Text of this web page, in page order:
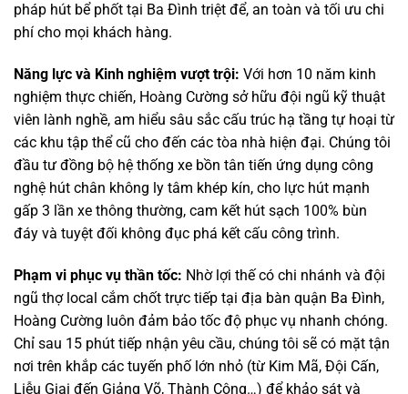
pháp hút bể phốt tại Ba Đình triệt để, an toàn và tối ưu chi
phí cho mọi khách hàng.
Năng lực và Kinh nghiệm vượt trội: Với hơn 10 năm kinh
nghiệm thực chiến, Hoàng Cường sở hữu đội ngũ kỹ thuật
viên lành nghề, am hiểu sâu sắc cấu trúc hạ tầng tự hoại từ
các khu tập thể cũ cho đến các tòa nhà hiện đại. Chúng tôi
đầu tư đồng bộ hệ thống xe bồn tân tiến ứng dụng công
nghệ hút chân không ly tâm khép kín, cho lực hút mạnh
gấp 3 lần xe thông thường, cam kết hút sạch 100% bùn
đáy và tuyệt đối không đục phá kết cấu công trình.
Phạm vi phục vụ thần tốc: Nhờ lợi thế có chi nhánh và đội
ngũ thợ local cắm chốt trực tiếp tại địa bàn quận Ba Đình,
Hoàng Cường luôn đảm bảo tốc độ phục vụ nhanh chóng.
Chỉ sau 15 phút tiếp nhận yêu cầu, chúng tôi sẽ có mặt tận
nơi trên khắp các tuyến phố lớn nhỏ (từ Kim Mã, Đội Cấn,
Liễu Giai đến Giảng Võ, Thành Công…) để khảo sát và